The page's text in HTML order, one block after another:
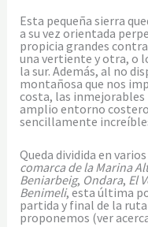
Esta pequeña sierra
a su vez orientada
propicia grandes
una vertiente y otra, o
la sur. Además, al no
montañosa que nos
costa, las inmejorables
amplio entorno
sencillamente
Queda dividida en
comarca de la Marina
Beniarbeig, Ondara, El
Benimeli, esta última
partida y final de la
proponemos (ver